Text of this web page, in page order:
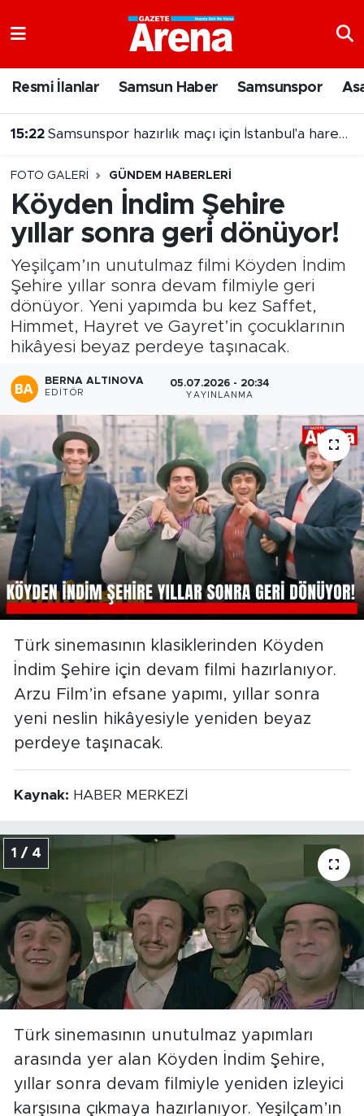
Resmi İlanlar Samsun Haber Samsunspor
15:22 Samsunspor hazırlık maçı için İstanbul'a hareket etti
FOTO GALERI GÜNDEM HABERLERI
Köyden İndim Şehire
yıllar sonra geri dönüyor!
Yeşilçam’ın unutulmaz filmi Köyden İndim
Şehire yıllar sonra devam filmiyle geri
dönüyor. Yeni yapımda bu kez Saffet,
Himmet, Hayret ve Gayret’in çocuklarının
hikâyesi beyaz perdeye taşınacak.
BERNA ALTINOVA
EDITÖR
05.07.2026 - 20:34
YAYINLANMA
Türk sinemasının klasiklerinden Köyden
İndim Şehire için devam filmi hazırlanıyor.
Arzu Film’in efsane yapımı, yıllar sonra
yeni neslin hikâyesiyle yeniden beyaz
perdeye taşınacak.
Kaynak: HABER MERKEZİ
1 / 4
Türk sinemasının unutulmaz yapımları
arasında yer alan Köyden İndim Şehire,
yıllar sonra devam filmiyle yeniden izleyici
karşısına çıkmaya hazırlanıyor. Yeşilçam’ın
Samsun Namaz Vakitleri
Trafik Durumu
Süper Lig Puan Durumu ve Fikstür
Tüm Manşetler
Son Dakika Haberleri
Haber Arşivi